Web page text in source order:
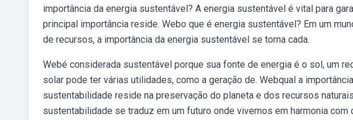
importância da energia sustentável? A energia sustentável é vital para
principal importância reside. Webo que é energia sustentável? Em um
de recursos, a importância da energia sustentável se torna cada.
Webé considerada sustentável porque sua fonte de energia é o sol, um
solar pode ter várias utilidades, como a geração de. Webqual a
sustentabilidade reside na preservação do planeta e dos recursos
sustentabilidade se traduz em um futuro onde vivemos em harmonia